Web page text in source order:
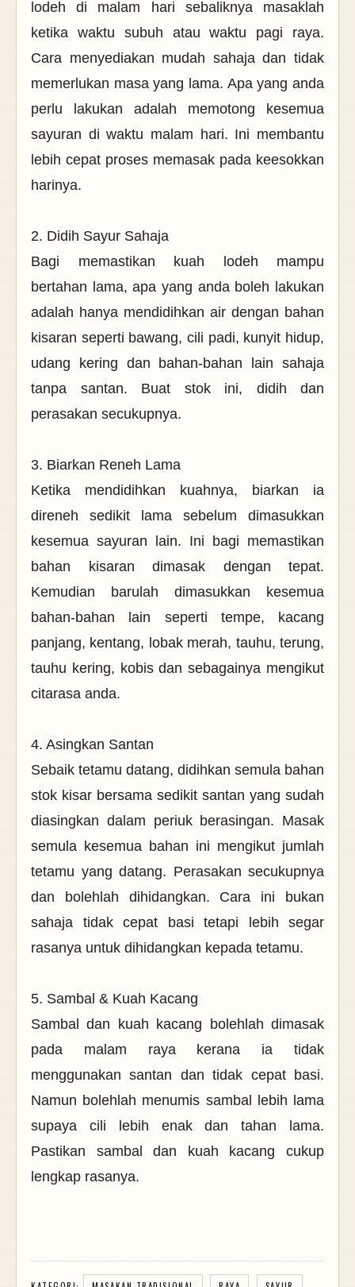
lodeh di malam hari sebaliknya masaklah
ketika waktu subuh atau waktu pagi raya.
Cara menyediakan mudah sahaja dan tidak
memerlukan masa yang lama. Apa yang anda
perlu lakukan adalah memotong kesemua
sayuran di waktu malam hari. Ini membantu
lebih cepat proses memasak pada keesokkan
harinya.
2. Didih Sayur Sahaja
Bagi memastikan kuah lodeh mampu
bertahan lama, apa yang anda boleh lakukan
adalah hanya mendidihkan air dengan bahan
kisaran seperti bawang, cili padi, kunyit hidup,
udang kering dan bahan-bahan lain sahaja
tanpa santan. Buat stok ini, didih dan
perasakan secukupnya.
3. Biarkan Reneh Lama
Ketika mendidihkan kuahnya, biarkan ia
direneh sedikit lama sebelum dimasukkan
kesemua sayuran lain. Ini bagi memastikan
bahan kisaran dimasak dengan tepat.
Kemudian barulah dimasukkan kesemua
bahan-bahan lain seperti tempe, kacang
panjang, kentang, lobak merah, tauhu, terung,
tauhu kering, kobis dan sebagainya mengikut
citarasa anda.
4. Asingkan Santan
Sebaik tetamu datang, didihkan semula bahan
stok kisar bersama sedikit santan yang sudah
diasingkan dalam periuk berasingan. Masak
semula kesemua bahan ini mengikut jumlah
tetamu yang datang. Perasakan secukupnya
dan bolehlah dihidangkan. Cara ini bukan
sahaja tidak cepat basi tetapi lebih segar
rasanya untuk dihidangkan kepada tetamu.
5. Sambal & Kuah Kacang
Sambal dan kuah kacang bolehlah dimasak
pada malam raya kerana ia tidak
menggunakan santan dan tidak cepat basi.
Namun bolehlah menumis sambal lebih lama
supaya cili lebih enak dan tahan lama.
Pastikan sambal dan kuah kacang cukup
lengkap rasanya.